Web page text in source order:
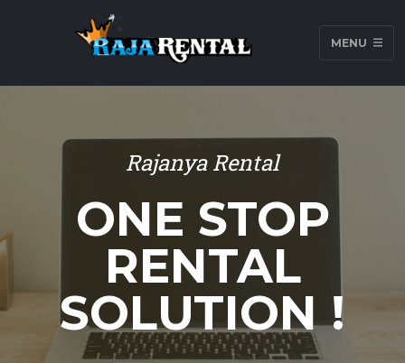
MENU
Rajanya Rental
ONE STOP
RENTAL
SOLUTION !